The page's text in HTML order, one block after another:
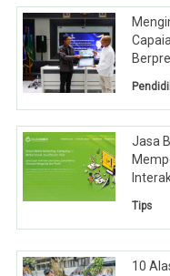
Jasa
Tips
10